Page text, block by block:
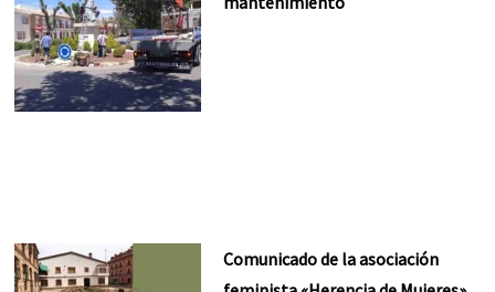
Comunicado de la asociación